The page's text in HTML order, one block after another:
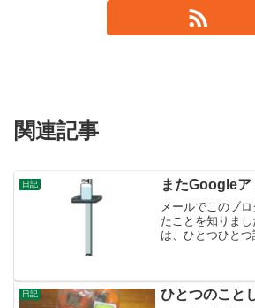
関連記事
日記 またGoogleア
メールでこのブ
たことを知りま
は、ひとつひとつ
日中ボーッとし
日記 ひとつのこと